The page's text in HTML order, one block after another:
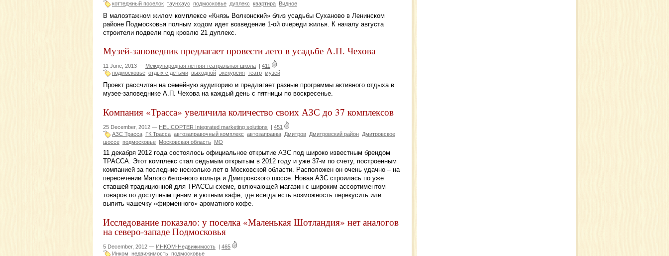
коттеджный поселок таунхаус подмосковье дуплекс квартира Видное
В малоэтажном жилом комплексе «Князь Волконский» близ усадьбы Суханово в Ленинском
районе Подмосковья полным ходом идет возведение 1-ой очереди жилья. К началу августа
строители подвели под кровлю 21 дуплекс.
Музей-заповедник предлагает провести лето в усадьбе А.П. Чехова
11 June, 2013 — Международная летняя театральная школа
411
подмосковье отдых с детьми выходной экскурсия театр музей
Проект рассчитан на семейную аудиторию и предлагает разные программы активного отдыха в
музее-заповеднике А.П. Чехова на каждый день с пятницы по воскресенье.
Компания «Трасса» увеличила количество своих АЗС до 37 комплексов
25 December, 2012 — HELICOPTER Integrated marketing solutions | 451
АЗС Трасса ГК Трасса автозаправочный комплекс автозаправка Дмитров Дмитровский район Дмитровское
шоссе подмосковье Московская область МО
11 декабря 2012 года состоялось официальное открытие АЗС под широко известным брендом
ТРАССА. Этот комплекс стал седьмым открытым в 2012 году и уже 37-м по счету, построенным
компанией за последние несколько лет в Московской области. Расположен он очень удачно – на
пересечении Малого бетонного кольца и Дмитровского шоссе. Новая АЗС строилась по уже
ставшей традиционной для ТРАССы схеме, включающей магазин с широким ассортиментом
товаров по доступным ценам и уютным кафе, где всегда есть возможность перекусить или
выпить чашечку «фирменного» ароматного кофе.
Исследование показало: у поселка «Маленькая Шотландия» нет аналогов
на северо-западе Подмосковья
5 December, 2012 — ИНКОМ-Недвижимость | 465
Инком недвижимость подмосковье